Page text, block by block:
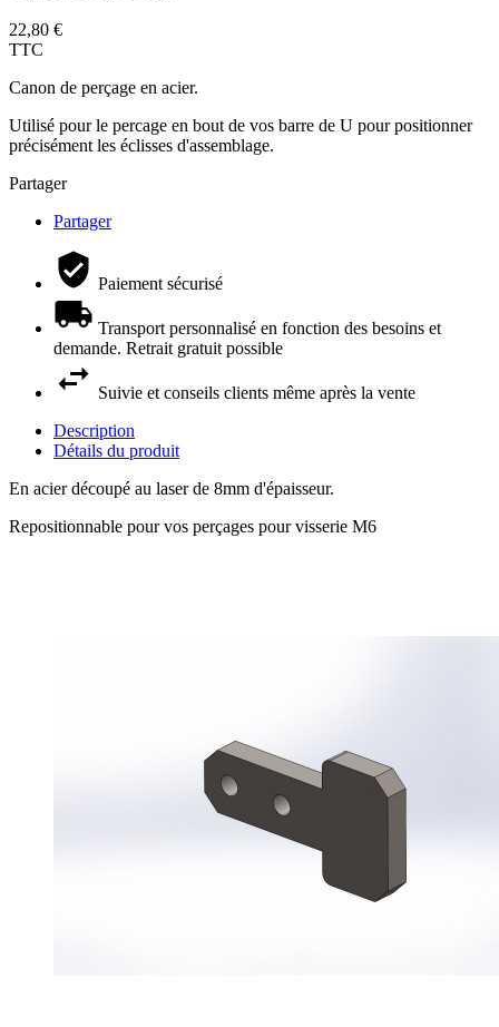
22,80 €
TTC
Canon de perçage en acier.
Utilisé pour le percage en bout de vos barre de U pour positionner
précisément les éclisses d'assemblage.
Partager
Partager
Paiement sécurisé
Transport personnalisé en fonction des besoins et
demande. Retrait gratuit possible
Suivie et conseils clients même après la vente
Description
Détails du produit
En acier découpé au laser de 8mm d'épaisseur.
Repositionnable pour vos perçages pour visserie M6